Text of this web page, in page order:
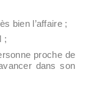
bien l’affaire ;
;
proche de
dans son